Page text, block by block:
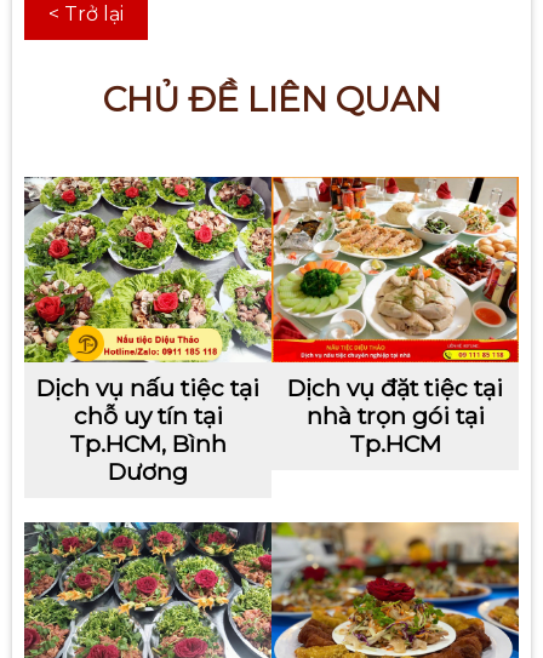
< Trở lại
CHỦ ĐỀ LIÊN QUAN
Dịch vụ nấu tiệc tại
chỗ uy tín tại
Tp.HCM, Bình
Dương
Dịch vụ đặt tiệc tại
nhà trọn gói tại
Tp.HCM